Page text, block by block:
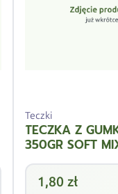
Teczki
TECZKA Z
350GR SOFT
1,80 zł